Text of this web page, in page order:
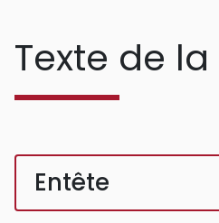
Texte de la
Entête